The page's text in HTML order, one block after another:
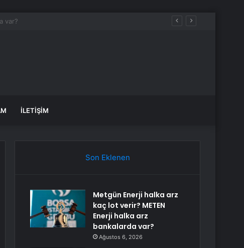
nerede deprem oldu?
İLETIŞIM
Son Eklenen
Metgün Enerji halka arz
kaç lot verir? METEN
Enerji halka arz
bankalarda var?
Ağustos 6, 2026